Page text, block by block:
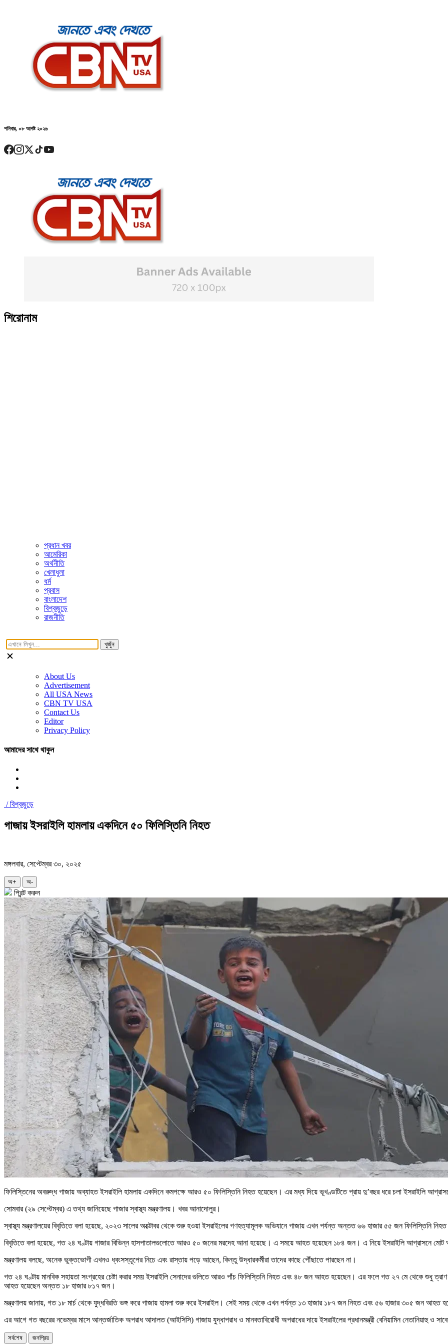
শনিবার, ০৮ আগষ্ট ২০২৬
শিরোনাম
প্রধান খবর
আমেরিকা
অর্থনীতি
খেলাধুলা
ধর্ম
প্রবাস
বাংলাদেশ
বিশ্বজুড়ে
রাজনীতি
খুজুঁন
About Us
Advertisement
All USA News
CBN TV USA
Contact Us
Editor
Privacy Policy
আমাদের সাথে থাকুন
/বিশ্বজুড়ে
গাজায় ইসরাইলি হামলায় একদিনে ৫০ ফিলিস্তিনি নিহত
মঙ্গলবার, সেপ্টেম্বর ৩০, ২০২৫
অ+ অ-
প্রিন্ট করুন
ফিলিস্তিনের অবরুদ্ধ গাজায় অব্যাহত ইসরাইলি হামলায় একদিনে কমপক্ষে আরও ৫০ ফিলিস্তিনি নিহত হয়েছেন। এর মধ্য দিয়ে ভূখণ্ডটিতে প্রায় ‍দু’বছর ধরে চলা ইসরাইলি
সোমবার (২৯ সেপ্টেম্বর) এ তথ্য জানিয়েছে গাজার স্বাস্থ্য মন্ত্রণালয়। খবর আনাদোলুর।
স্বাস্থ্য মন্ত্রণালয়ের বিবৃতিতে বলা হয়েছে, ২০২৩ সালের অক্টোবর থেকে শুরু হওয়া ইসরাইলের গণহত্যামূলক অভিযানে গাজায় এখন পর্যন্ত অন্তত ৬৬ হাজার ৫৫ জন ফিলিস্তিনি
বিবৃতিতে বলা হয়েছে, গত ২৪ ঘণ্টায় গাজার বিভিন্ন হাসপাতালগুলোতে আরও ৫০ জনের মরদেহ আনা হয়েছে। এ সময়ে আহত হয়েছেন ১৮৪ জন। এ নিয়ে ইসরাইলি আগ্রাসনে মোট
মন্ত্রণালয় বলছে, অনেক ভুক্তভোগী এখনও ধ্বংসস্তূপের নিচে এবং রাস্তায় পড়ে আছেন, কিন্তু উদ্ধারকর্মীরা তাদের কাছে পৌঁছাতে পারছেন না।
গত ২৪ ঘণ্টায় মানবিক সহায়তা সংগ্রহের চেষ্টা করার সময় ইসরাইলি সেনাদের গুলিতে আরও পাঁচ ফিলিস্তিনি নিহত এবং ৪৮ জন আহত হয়েছেন। এর ফলে গত ২৭ মে থেকে শুধু ত্রাণ
আহত হয়েছেন অন্তত ১৮ হাজার ৮১৭ জন।
মন্ত্রণালয় জানায়, গত ১৮ মার্চ থেকে যুদ্ধবিরতি ভঙ্গ করে গাজায় হামলা শুরু করে ইসরাইল। সেই সময় থেকে এখন পর্যন্ত ১৩ হাজার ১৮৭ জন নিহত এবং ৫৬ হাজার ৩০৫ জন আহত
এর আগে গত বছরের নভেম্বর মাসে আন্তর্জাতিক অপরাধ আদালত (আইসিসি) গাজায় যুদ্ধাপরাধ ও মানবতাবিরোধী অপরাধের দায়ে ইসরাইলের প্রধানমন্ত্রী বেনিয়ামিন নেতানিয়াহু ও
সর্বশেষ জনপ্রিয়